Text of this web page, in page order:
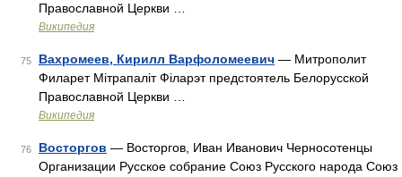
Православной Церкви …
Википедия
75 Вахромеев, Кирилл Варфоломеевич — Митрополит
Филарет Мітрапаліт Філарэт предстоятель Белорусской
Православной Церкви …
Википедия
76 Восторгов — Восторгов, Иван Иванович Черносотенцы
Организации Русское собрание Союз Русского народа Союз